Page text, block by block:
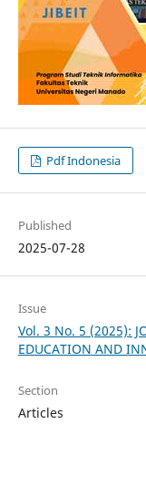
Pdf Indonesia
Published
2025-07-28
Issue
Vol. 3 No. 5 (2025):
EDUCATION AND
Section
Articles